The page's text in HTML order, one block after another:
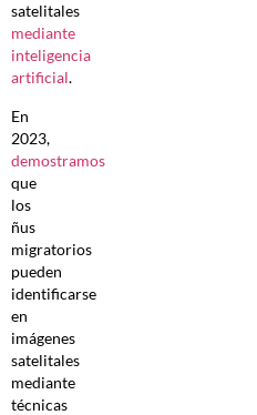
satelitales
mediante
inteligencia
artificial.
En
2023,
demostramos
que
los
ñus
migratorios
pueden
identificarse
en
imágenes
satelitales
mediante
técnicas